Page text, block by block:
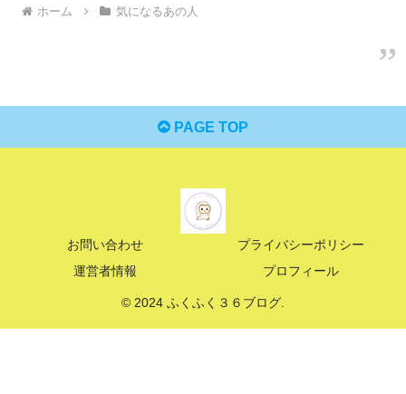
ホーム 気になるあの人
PAGE TOP
お問い合わせ
プライバシーポリシー
運営者情報
プロフィール
© 2024 ふくふく３６ブログ.